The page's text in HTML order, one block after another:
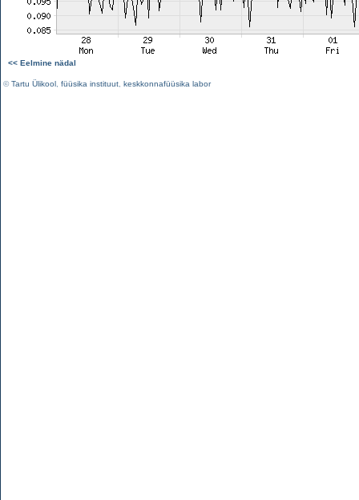
<< Eelmine nädal
©Tartu Ülikool füüsika instituut keskkonnafüüsika labor